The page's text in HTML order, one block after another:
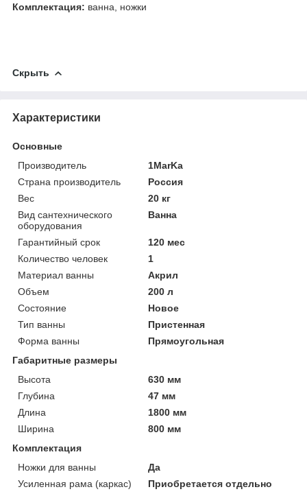
Комплектация: ванна, ножки
Скрыть
Характеристики
Основные
Производитель
1MarKa
Страна производитель
Россия
Вес
20 кг
Вид сантехнического
оборудования
Ванна
Гарантийный срок
120 мес
Количество человек
1
Материал ванны
Акрил
Объем
200 л
Состояние
Новое
Тип ванны
Пристенная
Форма ванны
Прямоугольная
Габаритные размеры
Высота
630 мм
Глубина
47 мм
Длина
1800 мм
Ширина
800 мм
Комплектация
Ножки для ванны
Да
Усиленная рама (каркас)
Приобретается отдельно